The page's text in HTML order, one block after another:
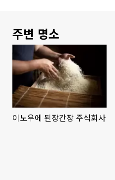
주변 명소
이노우에 된장간장 주식회사